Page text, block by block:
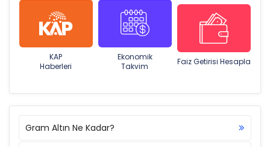
KAP
Haberleri
Ekonomik
Takvim
Faiz Getirisi Hesapla
Gram Altın Ne Kadar?